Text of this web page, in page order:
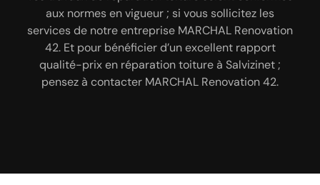
aux normes en vigueur ; si vous sollicitez les
services de notre entreprise MARCHAL Renovation
42. Et pour bénéficier d’un excellent rapport
qualité-prix en réparation toiture à Salvizinet ;
pensez à contacter MARCHAL Renovation 42.
Grâce aux outillages de pointe utiliser par nos
équipes de couvreurs, vous êtes sûr de bénéficier
d’un travail de qualité qui sera conforme aux
normes en vigueur. Et pour rassurer que ; sachez
que nos travaux sont accompagnés d’une garantie
situation d’urgence. Justement, voici MARCHAL
Renovation 42, une entreprise de réparation de
toiture capable d’intervenir à tout moment et dans
l’immédiat sans difficulté pour résoudre tous
problème de toiture abimé ou une toiture qui fuit.